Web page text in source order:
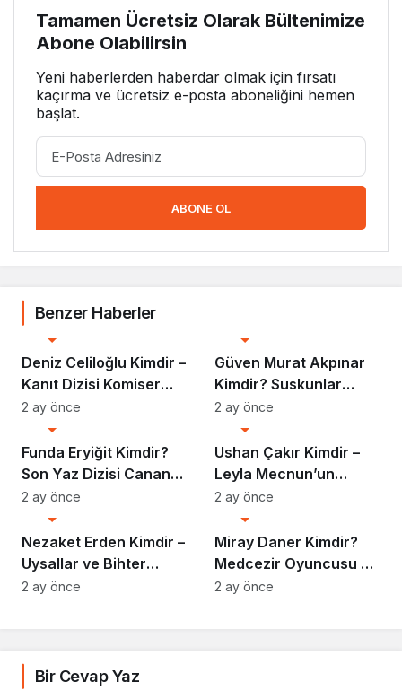
Tamamen Ücretsiz Olarak Bültenimize
Abone Olabilirsin
Yeni haberlerden haberdar olmak için fırsatı
kaçırma ve ücretsiz e-posta aboneliğini hemen
başlat.
ABONE OL
Benzer Haberler
Deniz Celiloğlu Kimdir –
Kanıt Dizisi Komiser
Selim Hakkında Her
2 ay önce
Güven Murat Akpınar
Kimdir? Suskunlar
Dizisinin Unutulmaz
Iska’sı
2 ay önce
Funda Eryiğit Kimdir?
Son Yaz Dizisi Canan
Karakteri ve Başarı
Dolu Kariyeri
Biyografi
2 ay önce
Ushan Çakır Kimdir –
Leyla Mecnun’un
Arda’sı Hakkında Her
Biyografi
2 ay önce
Nezaket Erden Kimdir –
Uysallar ve Bihter
Projeleriyle Parlayan
Biyografi
2 ay önce
Miray Daner Kimdir?
Medcezir Oyuncusu ve
Başarılı Kariyeri
Biyografi
2 ay önce
Bir Cevap Yaz